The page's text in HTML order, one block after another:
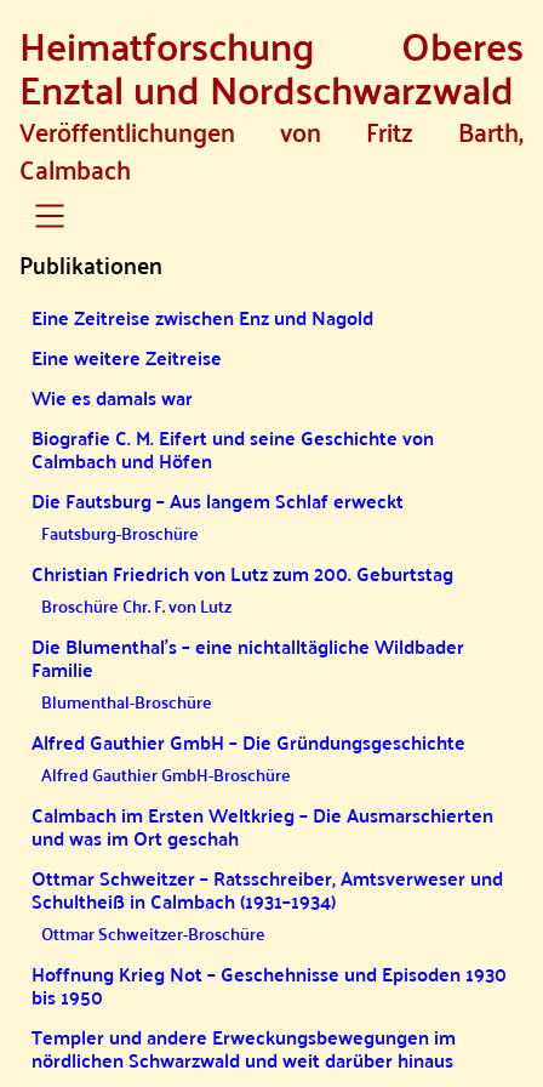
SKIP TO MAIN CONTENT
Heimatforschung Oberes
Enztal und Nordschwarzwald
Veröffentlichungen von Fritz Barth,
Calmbach
Publikationen
Eine Zeitreise zwischen Enz und Nagold
Eine weitere Zeitreise
Wie es damals war
Biografie C. M. Eifert und seine Geschichte von
Calmbach und Höfen
Die Fautsburg – Aus langem Schlaf erweckt
Fautsburg-Broschüre
Christian Friedrich von Lutz zum 200. Geburtstag
Broschüre Chr. F. von Lutz
Die Blumenthal’s – eine nichtalltägliche Wildbader
Familie
Blumenthal-Broschüre
Alfred Gauthier GmbH – Die Gründungsgeschichte
Alfred Gauthier GmbH-Broschüre
Calmbach im Ersten Weltkrieg – Die Ausmarschierten
und was im Ort geschah
Ottmar Schweitzer – Ratsschreiber, Amtsverweser und
Schultheiß in Calmbach (1931–1934)
Ottmar Schweitzer-Broschüre
Hoffnung Krieg Not – Geschehnisse und Episoden 1930
bis 1950
Templer und andere Erweckungsbewegungen im
nördlichen Schwarzwald und weit darüber hinaus